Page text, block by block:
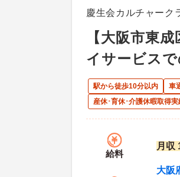
慶生会カルチャーク
【大阪市東
イサービスで
駅から徒歩10分以内 車
産休･育休･介護休暇取得実
給料
月収
大阪